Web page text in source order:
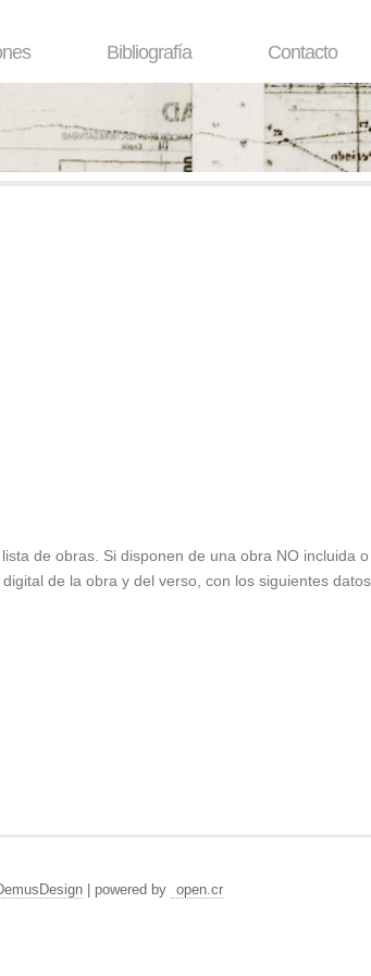
Bibliografía Contacto
de obras. Si disponen de una obra NO incluida
de la obra y del verso, con los siguientes
| powered by open.cr